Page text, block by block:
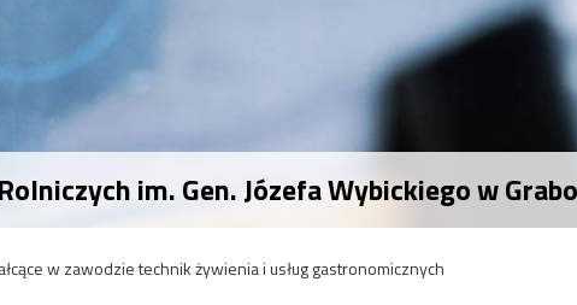
im. Gen. Józefa Wybickiego w
w zawodzie technik żywienia i usług gastronomicznych